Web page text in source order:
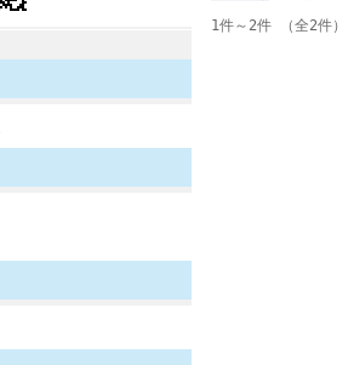
1件～2件 （全2件）